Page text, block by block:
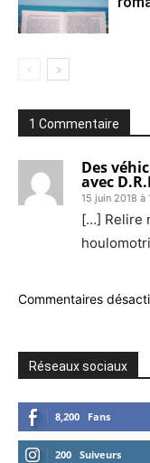
1 Commentaire
Des
avec
15 juin 2018 à
[…] Relire
Commentaires
Réseaux sociaux
8,200 Fans
200 Suiveurs